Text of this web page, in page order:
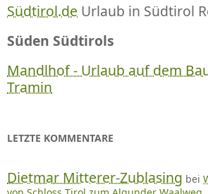
Südtirol.de Urlaub in Südtirol
Süden Südtirols
Mandlhof - Urlaub auf dem
Tramin
LETZTE KOMMENTARE
Dietmar Mitterer-Zublasing bei